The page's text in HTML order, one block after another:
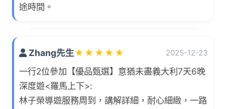
途時間。
Zhang先生★ ★ ★ ★ ★ 2025-12-23
一行2位參加【優品甄選】意猶未盡義大利7天6晚
深度遊<羅馬上下>:
林子榮導遊服務周到，講解詳細，耐心細緻，一路